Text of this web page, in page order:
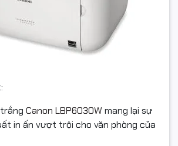
Canon LBP6030W mang lại sự
in ấn vượt trội cho văn phòng của
A4